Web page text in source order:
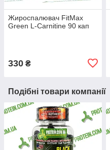
Жироспалювач FitMax
Green L-Carnitine 90 кап
330 ₴
Подібні товари компанії